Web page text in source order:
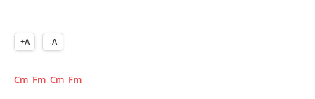
+A -A
Cm Fm Cm Fm